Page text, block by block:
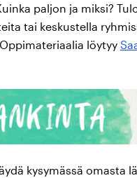
paljon ja miksi?
tai keskustella
löytyy
kysymässä omasta